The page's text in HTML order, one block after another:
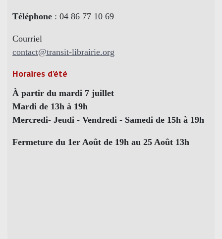
Téléphone : 04 86 77 10 69
Courriel
contact@transit-librairie.org
Horaires d’été
À partir du mardi 7 juillet
Mardi de 13h à 19h
Mercredi- Jeudi - Vendredi - Samedi de 15h à 19h
Fermeture du 1er Août de 19h au 25 Août 13h